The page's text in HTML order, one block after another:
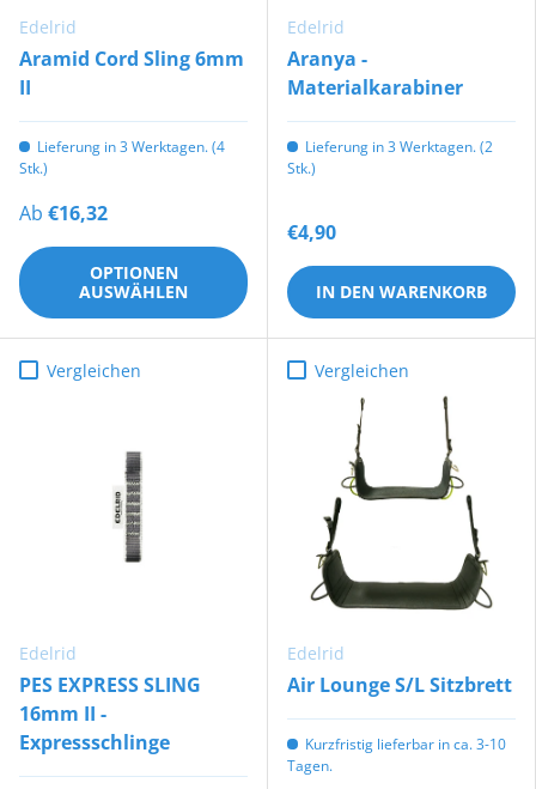
Edelrid
Aramid Cord Sling 6mm
II
Lieferung in 3 Werktagen. (4
Stk.)
Ab €16,32
OPTIONEN
AUSWÄHLEN
Edelrid
Aranya -
Materialkarabiner
Lieferung in 3 Werktagen. (2
Stk.)
€4,90
IN DEN WARENKORB
Vergleichen
Edelrid
PES EXPRESS SLING
16mm II -
Expressschlinge
Vergleichen
Edelrid
Air Lounge S/L Sitzbrett
Kurzfristig lieferbar in ca. 3-10
Tagen.